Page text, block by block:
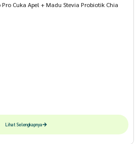
Cuka Apel + Madu Stevia Probiotik Chia
Lihat Selengkapnya